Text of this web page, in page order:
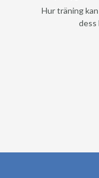
Hur träning
dess